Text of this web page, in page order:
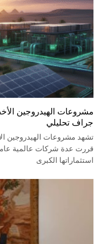
مشروعات الهيدروجين
جراف تحليلي
تشهد مشروعات الهيدروجين
قررت عدة شركات عالمية
استثماراتها الكبرى